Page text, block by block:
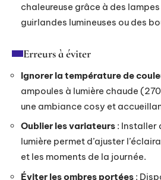
chaleureuse grâce à des
guirlandes lumineuses ou des
Erreurs à éviter
Ignorer la température de
ampoules à lumière chaude
une ambiance cosy et
Oublier les variateurs : Installer
lumière permet d’ajuster
et les moments de la journée.
Éviter les ombres portées :